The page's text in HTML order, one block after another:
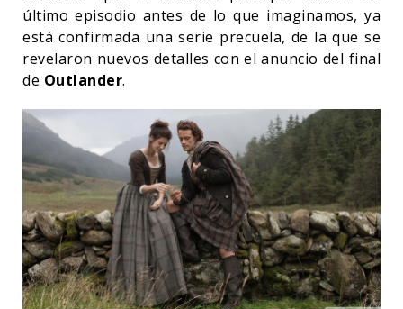
último episodio antes de lo que imaginamos, ya
está confirmada una serie precuela, de la que se
revelaron nuevos detalles con el anuncio del final
de Outlander.